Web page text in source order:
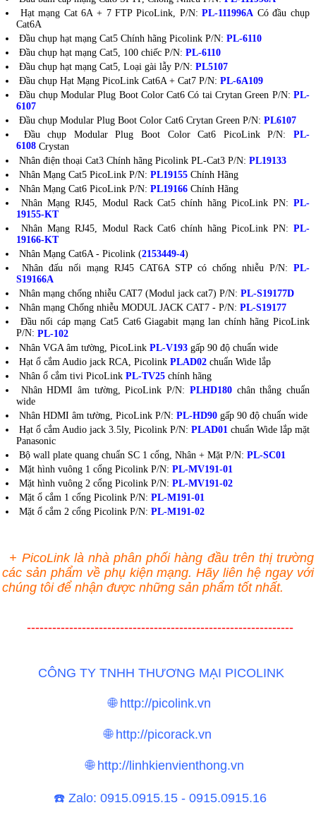
Hạt mạng Cat 6A + 7 FTP PicoLink, P/N:PL-111996A Có đầu chụp
Cat6A
Đầu chụp hạt mạng Cat5 Chính hãng Picolink P/N: PL-6110
Đầu chụp hạt mạng Cat5, 100 chiếc P/N: PL-6110
Đầu chụp hạt mạng Cat5, Loại gài lẫy P/N: PL5107
Đầu chụp Hạt Mạng PicoLink Cat6A + Cat7 P/N: PL-6A109
Đầu chụp Modular Plug Boot Color Cat6 Có tai Crytan Green P/N: PL-
6107
Đầu chụp Modular Plug Boot Color Cat6 Crytan Green P/N: PL6107
Đầu chụp Modular Plug Boot Color Cat6 PicoLink P/N: PL-
6108 Crystan
Nhân điện thoại Cat3 Chính hãng Picolink PL-Cat3 P/N: PL19133
Nhân Mạng Cat5 PicoLink P/N: PL19155 Chính Hãng
Nhân Mạng Cat6 PicoLink P/N: PL19166 Chính Hãng
Nhân Mạng RJ45, Modul Rack Cat5 chính hãng PicoLink PN: PL-
19155-KT
Nhân Mạng RJ45, Modul Rack Cat6 chính hãng PicoLink PN: PL-
19166-KT
Nhân Mạng Cat6A - Picolink (2153449-4)
Nhân đấu nối mạng RJ45 CAT6A STP có chống nhiễu P/N: PL-
S19166A
Nhân mạng chống nhiễu CAT7 (Modul jack cat7) P/N: PL-S19177D
Nhân mạng Chống nhiễu MODUL JACK CAT7 - P/N: PL-S19177
Đầu nối cáp mạng Cat5 Cat6 Giagabit mạng lan chính hãng PicoLink
P/N: PL-102
Nhân VGA âm tường, PicoLink PL-V193 gấp 90 độ chuẩn wide
Hạt ổ cắm Audio jack RCA, Picolink PLAD02 chuẩn Wide lắp
Nhân ổ cắm tivi PicoLink PL-TV25 chính hãng
Nhân HDMI âm tường, PicoLink P/N: PLHD180chân thẳng chuẩn
wide
Nhân HDMI âm tường, PicoLink P/N: PL-HD90 gấp 90 độ chuẩn wide
Hạt ổ cắm Audio jack 3.5ly, Picolink P/N: PLAD01 chuẩn Wide lắp mặt
Panasonic
Bộ wall plate quang chuẩn SC 1 cổng, Nhân + Mặt P/N: PL-SC01
Mặt hình vuông 1 cổng Picolink P/N: PL-MV191-01
Mặt hình vuông 2 cổng Picolink P/N: PL-MV191-02
Mặt ổ cắm 1 cổng Picolink P/N: PL-M191-01
Mặt ổ cắm 2 cổng Picolink P/N: PL-M191-02
+ PicoLink là nhà phân phối hàng đầu trên thị trường
các sản phẩm về phụ kiện mạng. Hãy liên hệ ngay với
chúng tôi để nhận được những sản phẩm tốt nhất.
---------------------------------------------------------------
CÔNG TY TNHH THƯƠNG MẠI PICOLINK
🌐 http://picolink.vn
🌐 http://picorack.vn
🌐 http://linhkienvienthong.vn
☎️ Zalo: 0915.0915.15 - 0915.0915.16